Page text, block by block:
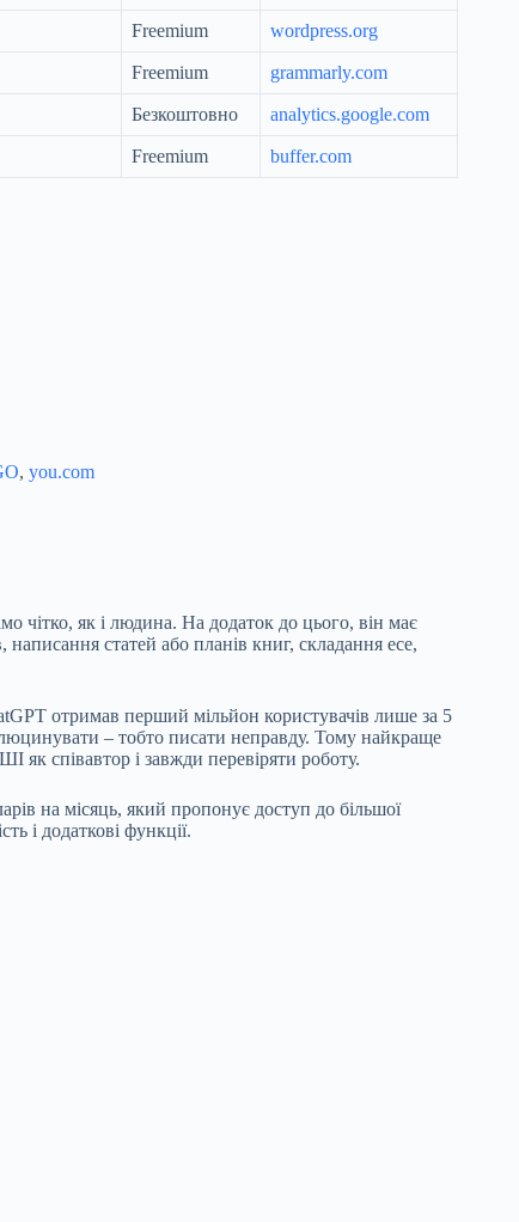
Freemium wordpress.org
Freemium grammarly.com
Безкоштовно analytics.google.com
Freemium
buffer.com
, you.com
чітко, як і людина. На додаток до цього, він має
статей або планів книг, складання есе,
отримав перший мільйон користувачів лише за 5
– тобто писати неправду. Тому найкраще
співавтор і завжди перевіряти роботу.
на місяць, який пропонує доступ до більшої
і додаткові функції.